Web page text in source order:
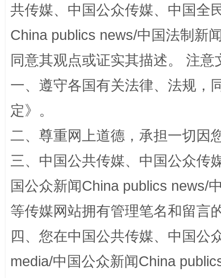
站台名比不上好声名
漫山遍野的桃花与雪山、麦地、白藏房 除
共传媒、中国公众传媒、中国全
China publics news/中国法制新
同意其观点或证实其描述。 注
一、遵守各国有关法律、法规，
定》。
二、尊重网上道德，承担一切因
三、中国公共传媒、中国公众传
国公众新闻China publics news/
等传媒网站拥有管理笔名和留言
四、您在中国公共传媒、中国公
media/中国公众新闻China